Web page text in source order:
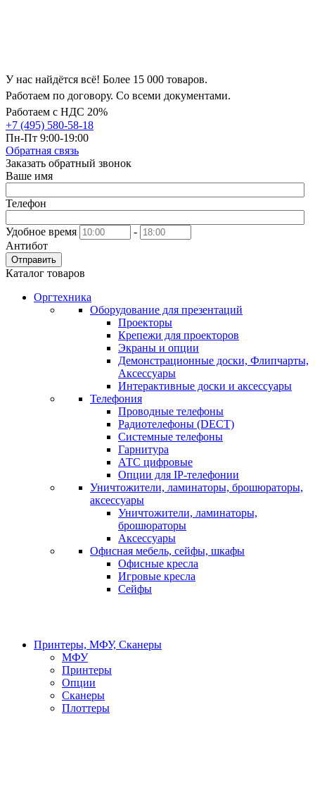
У нас найдётся всё! Более 15 000 товаров.
Работаем по договору. Со всеми документами.
Работаем с НДС 20%
+7 (495) 580-58-18
Пн-Пт 9:00-19:00
Обратная связь
Заказать обратный звонок
Ваше имя
Телефон
Удобное время
-
Антибот
Отправить
Каталог товаров
Оргтехника
Оборудование для презентаций
Проекторы
Крепежи для проекторов
Экраны и опции
Демонстрационные доски, Флипчарты,
Аксессуары
Интерактивные доски и аксессуары
Телефония
Проводные телефоны
Радиотелефоны (DECT)
Системные телефоны
Гарнитура
АТС цифровые
Опции для IP-телефонии
Уничтожители, ламинаторы, брошюраторы,
аксессуары
Уничтожители, ламинаторы,
брошюраторы
Аксессуары
Офисная мебель, сейфы, шкафы
Офисные кресла
Игровые кресла
Сейфы
Принтеры, МФУ, Сканеры
МФУ
Принтеры
Опции
Сканеры
Плоттеры